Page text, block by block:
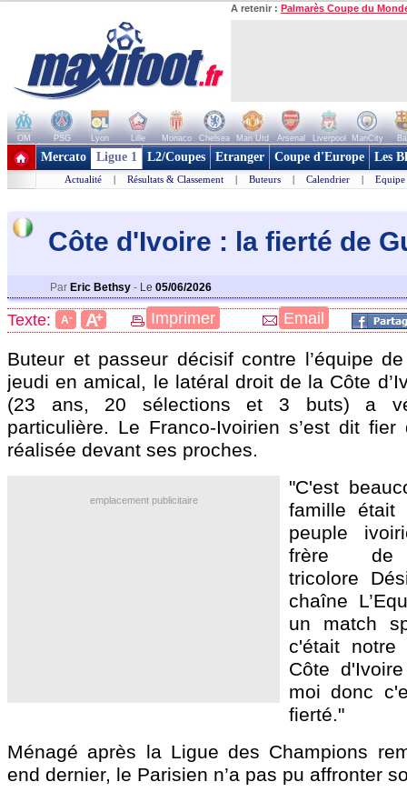
A retenir : Palmarès Coupe du
OM PSG Lyon Lille Monaco Chelsea Man Utd Arsenal Liverpool ManCity
+ de clubs
Mercato Ligue 1 L2/Coupes Etranger Coupe d'Europe Les
Actualité | Résultats & Classement | Buteurs | Calendrier | Equipe
Côte d'Ivoire : la fierté de
Par Eric Bethsy - Le 05/06/2026
Texte: A- A+ Imprimer Email
Buteur et passeur décisif contre l’équipe
jeudi en amical, le latéral droit de la Côte
(23 ans, 20 sélections et 3 buts) a
particulière. Le Franco-Ivoirien s’est dit
réalisée devant ses proches.
emplacement publicitaire
"C'est
famille
peuple
frère de
tricolore
chaîne
un match
c'était notre
Côte
moi donc
fierté."
Ménagé après la Ligue des Champions
end dernier, le Parisien n’a pas pu affronter